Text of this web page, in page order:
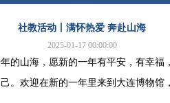
社教活动丨满怀热爱 奔赴山海
2025-01-17 00:00:00
的山海，愿新的一年有平安，有幸福
。欢迎在新的一年里来到大连博物馆